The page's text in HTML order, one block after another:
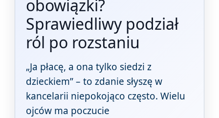
obowiązki?
Sprawiedliwy podział
ról po rozstaniu
„Ja płacę, a ona tylko siedzi z
dzieckiem” – to zdanie słyszę w
kancelarii niepokojąco często. Wielu
ojców ma poczucie